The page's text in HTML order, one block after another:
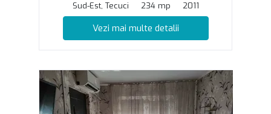
Sud-Est, Tecuci
234 mp 2011
Vezi mai multe detalii